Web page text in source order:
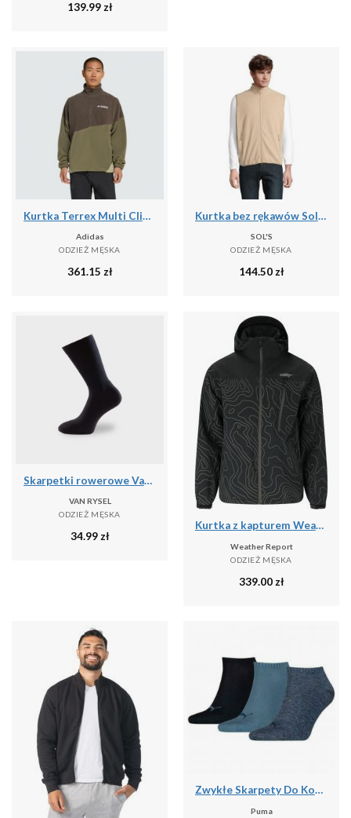
139.99zł
Kurtka Terrex Multi Climawarm Fleece
Adidas
ODZIEŻ MĘSKA
361.15 zł
Kurtka bez rękawów Sol's Factor Bw
SOL'S
ODZIEŻ MĘSKA
144.50zł
Skarpetki rowerowe Van Rysel 500 zimowe
VAN RYSEL
ODZIEŻ MĘSKA
34.99zł
Kurtka z kapturem Weather Report Delton Aop AWG W-PRO 15000
Weather Report
ODZIEŻ MĘSKA
339.00 zł
Zwykłe Skarpety Do Kostki Unisex Dla Dorosłych (zestaw 3 Sztuk)
Puma